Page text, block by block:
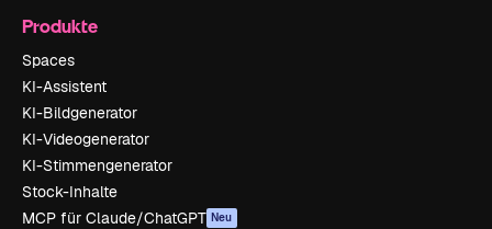
Produkte
Spaces
KI-Assistent
KI-Bildgenerator
KI-Videogenerator
KI-Stimmengenerator
Stock-Inhalte
MCP für Claude/ChatGPT Neu